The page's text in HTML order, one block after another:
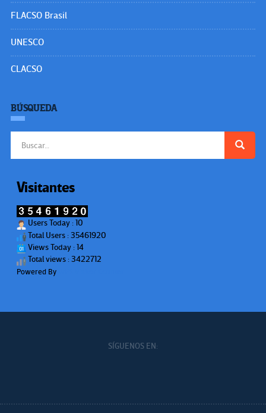
FLACSO Brasil
UNESCO
CLACSO
BÚSQUEDA
Visitantes
Users Today : 10
Total Users : 35461920
Views Today : 14
Total views : 3422712
Powered By
SÍGUENOS EN: